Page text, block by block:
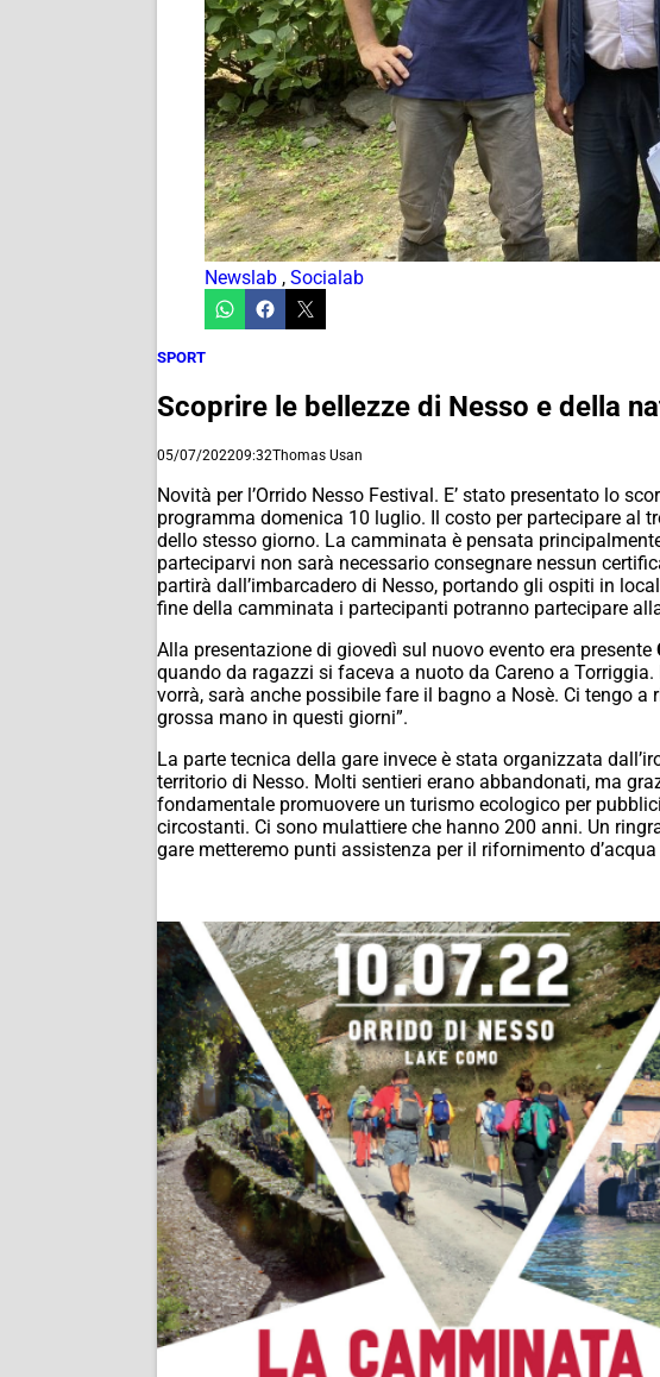
Newslab , Socialab
SPORT
Scoprire le bellezze di Nesso e della
05/07/202209:32Thomas Usan
Novità per l’Orrido Nesso Festival. E’ stato presentato lo
programma domenica 10 luglio. Il costo per partecipare al
dello stesso giorno. La camminata è pensata
parteciparvi non sarà necessario consegnare nessun
partirà dall’imbarcadero di Nesso, portando gli ospiti in
fine della camminata i partecipanti potranno partecipare
Alla presentazione di giovedì sul nuovo evento era presente
quando da ragazzi si faceva a nuoto da Careno a
vorrà, sarà anche possibile fare il bagno a Nosè. Ci tengo
grossa mano in questi giorni”.
La parte tecnica della gare invece è stata organizzata
territorio di Nesso. Molti sentieri erano abbandonati, ma
fondamentale promuovere un turismo ecologico per
circostanti. Ci sono mulattiere che hanno 200 anni. Un
gare metteremo punti assistenza per il rifornimento